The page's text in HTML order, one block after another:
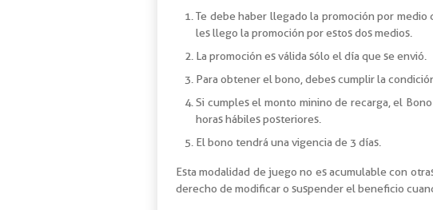
Te debe haber llegado la promoción por medio
les llego la promoción por estos dos medios.
La promoción es válida sólo el día que se envió.
Para obtener el bono, debes cumplir la
Si cumples el monto minino de recarga, el
horas hábiles posteriores.
El bono tendrá una vigencia de 3 días.
Esta modalidad de juego no es acumulable con
derecho de modificar o suspender el beneficio